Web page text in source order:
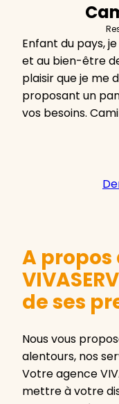
Enfant du pays,
et au bien-être
plaisir que je me
proposant un
vos besoins.
A
de ses
Nous vous
alentours, nos
Votre agence
mettre à votre